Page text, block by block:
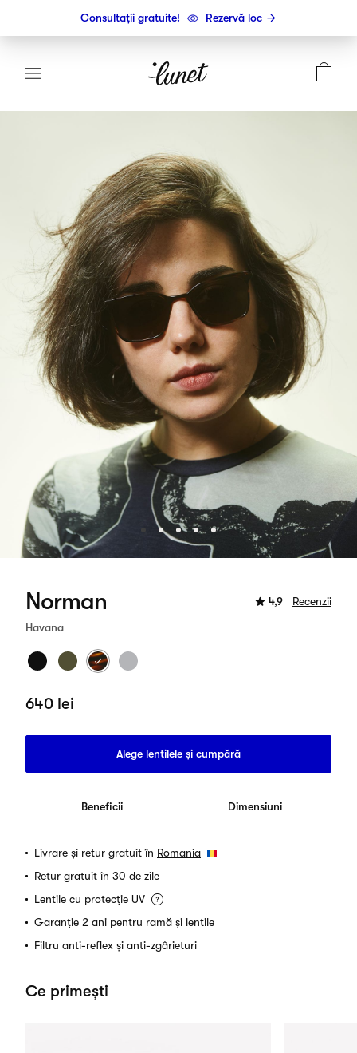
Consultații gratuite! Rezervă loc
Norman 4,9 Recenzii
Havana
640 lei
Alege lentilele și cumpără
Beneficii Dimensiuni
Livrare și retur gratuit în Romania
Retur gratuit în 30 de zile
Lentile cu protecție UV
Garanție 2 ani pentru ramă și lentile
Filtru anti-reflex și anti-zgârieturi
Ce primești